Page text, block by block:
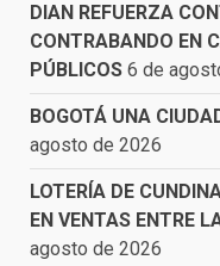
DIAN REFUERZA
CONTRABANDO EN
PÚBLICOS 6 de
BOGOTÁ UNA
agosto de 2026
LOTERÍA DE
EN VENTAS ENTRE
agosto de 2026